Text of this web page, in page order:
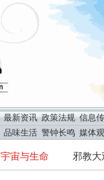
最新资讯 政策法规 信息
品味生活 警钟长鸣 媒体
宇宙与生命 邪教大